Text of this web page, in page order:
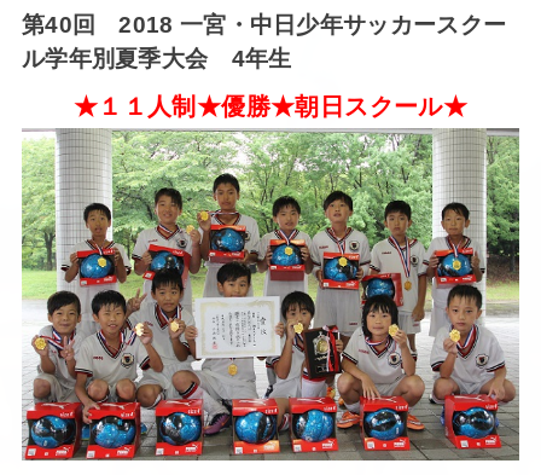
第40回 2018 一宮・中日少年サッカースクー
ル学年別夏季大会 4年生
★１１人制★優勝★朝日スクール★